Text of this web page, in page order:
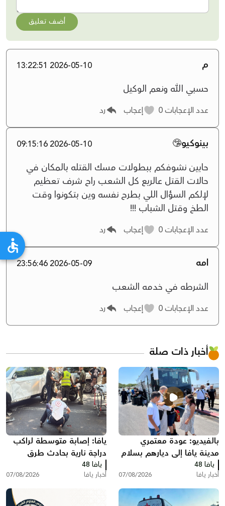
أضف تعليق
م 2026-05-10 13:22:51
حسبي الله ونعم الوكيل
عدد الإعجابات إعجاب رد
بينوكيو🤥 2026-05-10 09:15:16
حابين نشوفكم ببطولات مسك القتله بالمكان في
حالات القتل عالريع كل الشعب راح شرف تعظيم
لإلكم السؤال اللي بطرح نفسه وين بتكونوا وقت
الطخ وقتل الشباب !!!
عدد الإعجابات إعجاب رد
امه 2026-05-09 23:56:46
الشرطه في خدمه الشعب
عدد الإعجابات إعجاب رد
أخبار ذات صلة
بالفيديو: عودة معتمري
مدينة يافا إلى ديارهم بسلام
بعد أداء مناسك العمرة
يافا 48
أخبار يافا 07/08/2026
يافا: إصابة متوسطة لراكب
دراجة نارية بحادث طرق
يافا 48
أخبار يافا 07/08/2026